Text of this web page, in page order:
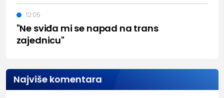
"Ne sviđa mi se napad na trans
zajednicu"
12:05
Najviše komentara